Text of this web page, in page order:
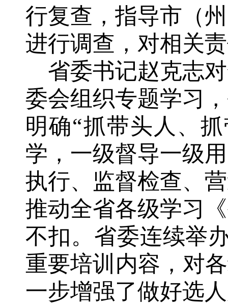
行复查，指导市（
进行调查，对相关
省委书记赵克志
委会组织专题学习
明确“抓带头人、
学，一级督导一级
执行、监督检查、
推动全省各级学习
不扣。省委连续举
重要培训内容，对
一步增强了做好选